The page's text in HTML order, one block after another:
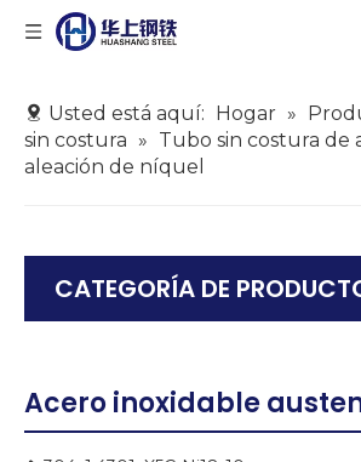
Usted está aquí: Hogar »
sin costura » Tubo sin costura de
aleación de níquel
CATEGORÍA DE
Acero inoxidable